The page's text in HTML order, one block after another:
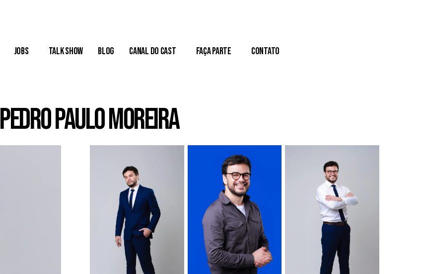
Jobs Talk Show Blog Canal do Cast Faça Parte Contato
Pedro Paulo Moreira